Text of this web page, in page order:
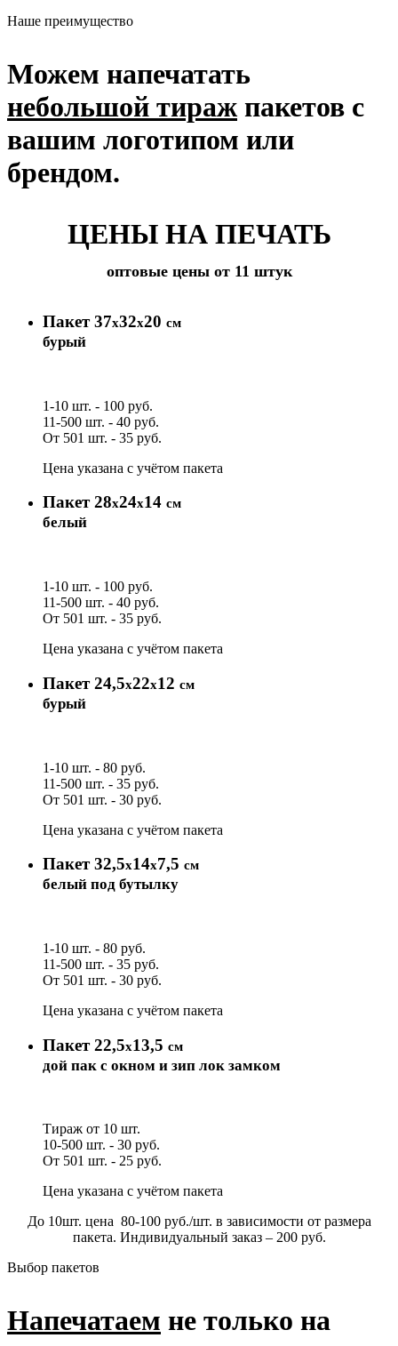
Наше преимущество
Можем напечатать
небольшой тираж пакетов с
вашим логотипом или
брендом.
ЦЕНЫ НА ПЕЧАТЬ
оптовые цены от 11 штук
Пакет 37х32х20 см
бурый
1-10 шт. - 100 руб.
11-500 шт. - 40 руб.
От 501 шт. - 35 руб.
Цена указана с учётом пакета
Пакет 28х24х14 см
белый
1-10 шт. - 100 руб.
11-500 шт. - 40 руб.
От 501 шт. - 35 руб.
Цена указана с учётом пакета
Пакет 24,5х22х12 см
бурый
1-10 шт. - 80 руб.
11-500 шт. - 35 руб.
От 501 шт. - 30 руб.
Цена указана с учётом пакета
Пакет 32,5х14х7,5 см
белый под бутылку
1-10 шт. - 80 руб.
11-500 шт. - 35 руб.
От 501 шт. - 30 руб.
Цена указана с учётом пакета
Пакет 22,5х13,5 см
дой пак с окном и зип лок замком
Тираж от 10 шт.
10-500 шт. - 30 руб.
От 501 шт. - 25 руб.
Цена указана с учётом пакета
До 10шт. цена 80-100 руб./шт. в зависимости от размера
пакета. Индивидуальный заказ – 200 руб.
Выбор пакетов
Напечатаем не только на